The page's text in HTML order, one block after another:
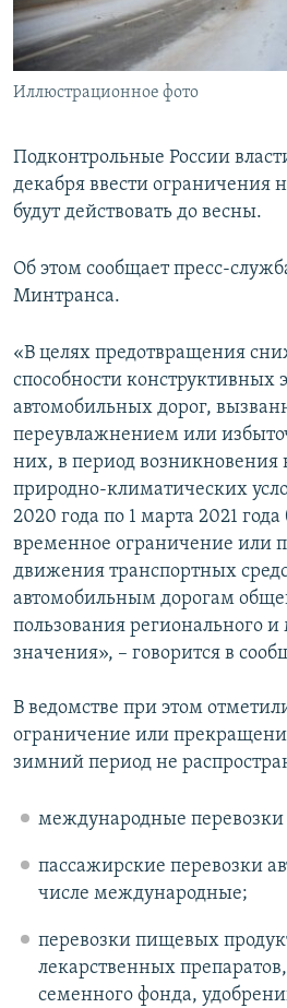
ПОБЕДИТЕЛЕЙ НЕ СУДЯТ?
КРЫМ.НЕПОКОРЕННЫЙ
ELIFBE
ПРИСОЕДИНЯЙТЕСЬ!
Все сайты RFE/RL
Иллюстрационное фото
Подконтрольные России
декабря ввести ограничения
будут действовать до весны.
Об этом сообщает пресс-
Минтранса.
«В целях предотвращения
способности конструктивных
автомобильных дорог,
переувлажнением или
них, в период возникновения
природно-климатических
2020 года по 1 марта 2021 года
временное ограничение или
движения транспортных
автомобильным дорогам
пользования регионального
значения», – говорится в
В ведомстве при этом
ограничение или
зимний период не
международные перевозки
пассажирские перевозки
числе международные;
перевозки пищевых
лекарственных
семенного фонда,